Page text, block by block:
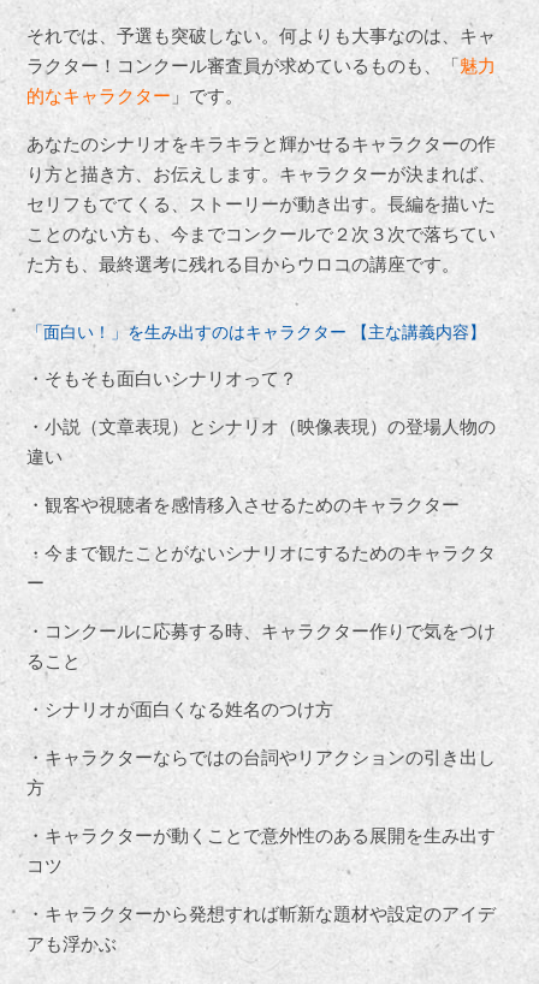
それでは、予選も突破しない。何よりも大事なのは、キャ
ラクター！コンクール審査員が求めているものも、「魅力
的なキャラクター 」 です。
あなたのシナリオをキラキラと輝かせるキャラクターの作
り方と描き方、お伝えします。キャラクターが決まれば、
セリフもでてくる、ストーリーが動き出す。長編を描いた
ことのない方も、今までコンクールで２次３次で落ちてい
た方も、最終選考に残れる目からウロコの講座です。
「面白い！」を生み出すのはキャラクター 【主な講義内容】
・そもそも面白いシナリオって？
・小説（文章表現）とシナリオ（映像表現）の登場人物の
違い
・観客や視聴者を感情移入させるためのキャラクター
・今まで観たことがないシナリオにするためのキャラクタ
ー
・コンクールに応募する時、キャラクター作りで気をつけ
ること
・シナリオが面白くなる姓名のつけ方
・キャラクターならではの台詞やリアクションの引き出し
方
・キャラクターが動くことで意外性のある展開を生み出す
コツ
・キャラクターから発想すれば斬新な題材や設定のアイデ
アも浮かぶ